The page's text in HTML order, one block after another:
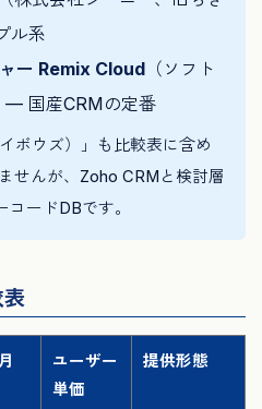
ル系
ー Remix Cloud （ソフト
— 国産CRMの定番
ボウズ）」も比較表に含め
せんが、Zoho CRMと検討層
ードDBです。
ユーザー
単価
提供形態